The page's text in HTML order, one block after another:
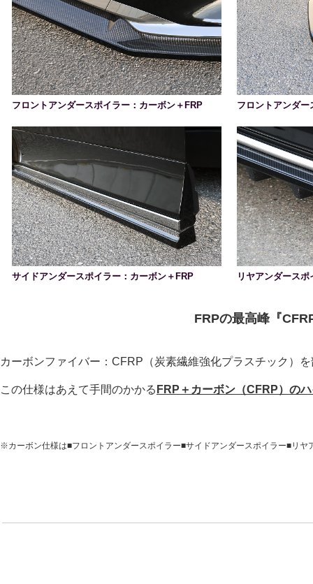
フロントアンダースポイラー：カーボン＋FRP フロントアンダ
サイドアンダースポイラー：カーボン＋FRP リヤアンダース
FRPの最高峰『
カーボンファイバー：CFRP （炭素繊維強化プラスチック）
この仕様はあえて手間のかかる FRP＋カーボン（CFRP）の
※カーボン仕様は■フロントアンダースポイラー■サイドアンダースポイラー■リヤ